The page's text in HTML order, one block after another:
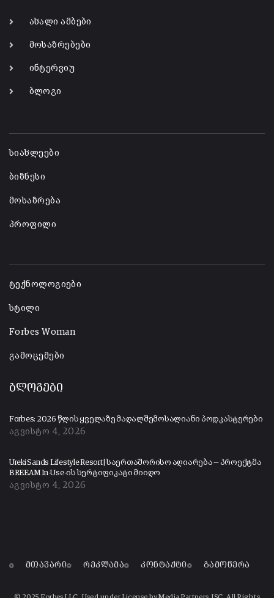
ახალი ამბები
მოსაზრებები
ინტერვიუ
ბლოგი
სიახლეები
ბიზნესი
მოსაზრება
პროფილი
ტექნოლოგიები
სტილი
Forbes Woman
გამოცემები
ბლოგები
Forbes: 2026 წლის ყველაზე მაღალშემოსალიანი პოდკასტერები
აგვისტო 4, 2026
Ureki Sands Lifestyle Resort | საერთაშორისო აღიარება — პროექტმა
BREEAM In-Use-ის სერტიფიკატი მიიღო
აგვისტო 4, 2026
მთავარი რეკლამა კონტაქტი გამოწერა